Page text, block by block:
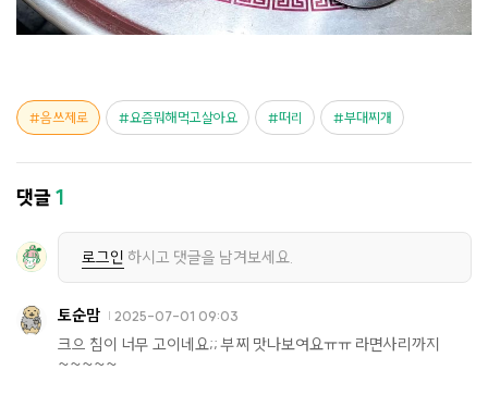
음쓰제로 요즘뭐해먹고살아요 떠리 부대찌개
댓글1
로그인 하시고 댓글을 남겨보세요.
토순맘 2025-07-01 09:03
크으 침이 너무 고이네요;; 부찌 맛나보여요ㅠㅠ 라면사리까지
~~~~~